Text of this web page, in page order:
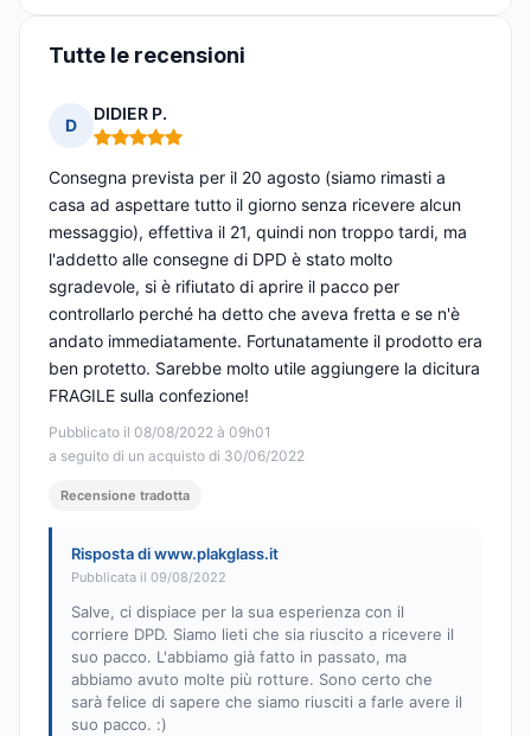
Tutte le recensioni
D
DIDIER P.
Nota: 5 su 5
Pubblicato il 08/08/2022 à 09h01
a seguito di un acquisto di 30/06/2022
Consegna prevista per il 20 agosto (siamo rimasti a
casa ad aspettare tutto il giorno senza ricevere alcun
messaggio), effettiva il 21, quindi non troppo tardi, ma
l'addetto alle consegne di DPD è stato molto
sgradevole, si è rifiutato di aprire il pacco per
controllarlo perché ha detto che aveva fretta e se n'è
andato immediatamente. Fortunatamente il prodotto era
ben protetto. Sarebbe molto utile aggiungere la dicitura
FRAGILE sulla confezione!
Recensione tradotta
Risposta di www.plakglass.it
Pubblicata il 09/08/2022
Salve, ci dispiace per la sua esperienza con il
corriere DPD. Siamo lieti che sia riuscito a ricevere il
suo pacco. L'abbiamo già fatto in passato, ma
abbiamo avuto molte più rotture. Sono certo che
sarà felice di sapere che siamo riusciti a farle avere il
suo pacco. :)